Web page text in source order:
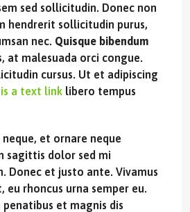
sed sollicitudin. Donec non
hendrerit sollicitudin purus,
nec. Quisque bibendum
, at malesuada orci congue.
cursus. Ut et adipiscing
a text link libero tempus
et ornare neque
sagittis dolor sed mi
Donec et justo ante. Vivamus
eu rhoncus urna semper eu.
et magnis dis